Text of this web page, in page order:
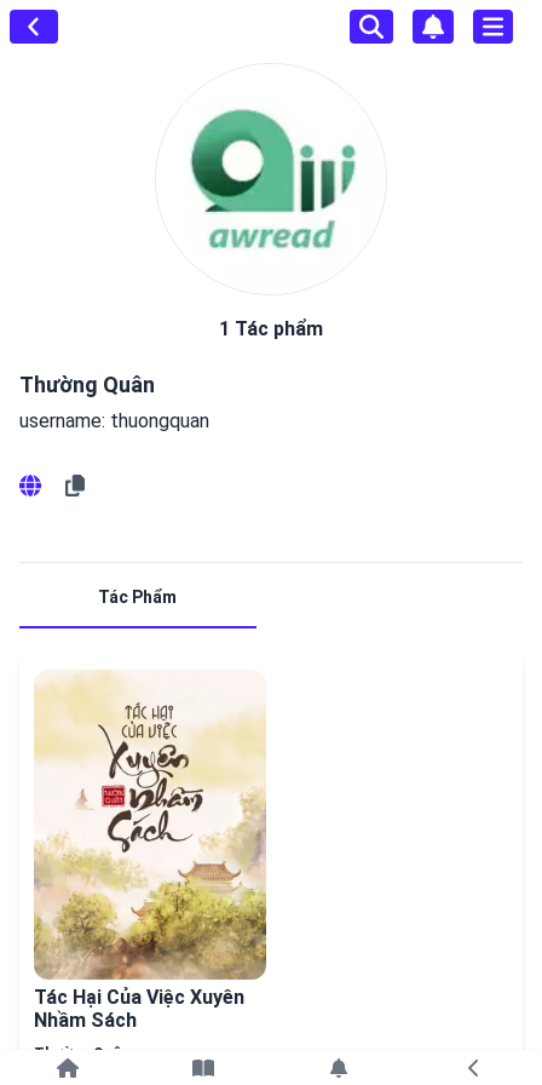
1 Tác phẩm
Thường Quân
username: thuongquan
Tác Phẩm
Tác Hại Của Việc Xuyên
Nhầm Sách
Thường Quân